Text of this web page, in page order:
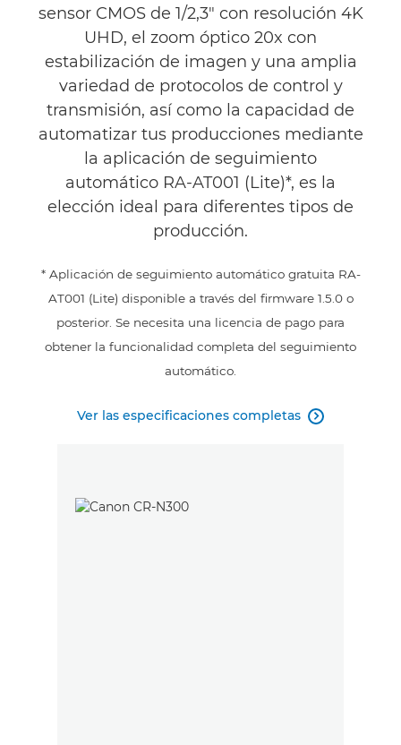
sensor CMOS de 1/2,3" con resolución 4K
UHD, el zoom óptico 20x con
estabilización de imagen y una amplia
variedad de protocolos de control y
transmisión, así como la capacidad de
automatizar tus producciones mediante
la aplicación de seguimiento
automático RA-AT001 (Lite)*, es la
elección ideal para diferentes tipos de
producción.
* Aplicación de seguimiento automático gratuita RA-
AT001 (Lite) disponible a través del firmware 1.5.0 o
posterior. Se necesita una licencia de pago para
obtener la funcionalidad completa del seguimiento
automático.
Ver las especificaciones completas 